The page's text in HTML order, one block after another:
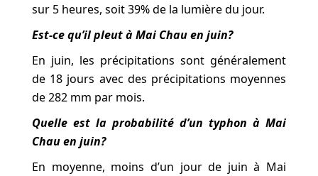
sur 5 heures, soit 39% de la lumière du jour.
Est-ce qu’il pleut à Mai Chau en juin?
En juin, les précipitations sont généralement
de 18 jours avec des précipitations moyennes
de 282 mm par mois.
Quelle est la probabilité d’un typhon à Mai
Chau en juin?
En moyenne, moins d’un jour de juin à Mai